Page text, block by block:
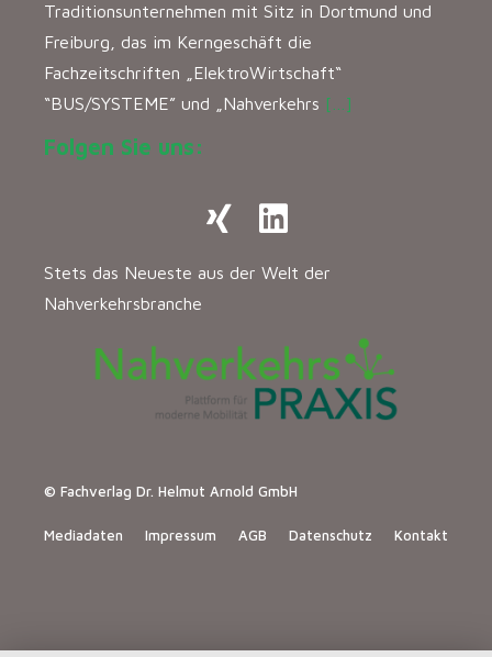
Traditionsunternehmen mit Sitz in Dortmund und
Freiburg, das im Kerngeschäft die
Fachzeitschriften „ElektroWirtschaft“
“BUS/SYSTEME” und „Nahverkehrs […]
Folgen Sie uns:
Stets das Neueste aus der Welt der
Nahverkehrsbranche
© Fachverlag Dr. Helmut Arnold GmbH
Mediadaten Impressum AGB Datenschutz Kontakt